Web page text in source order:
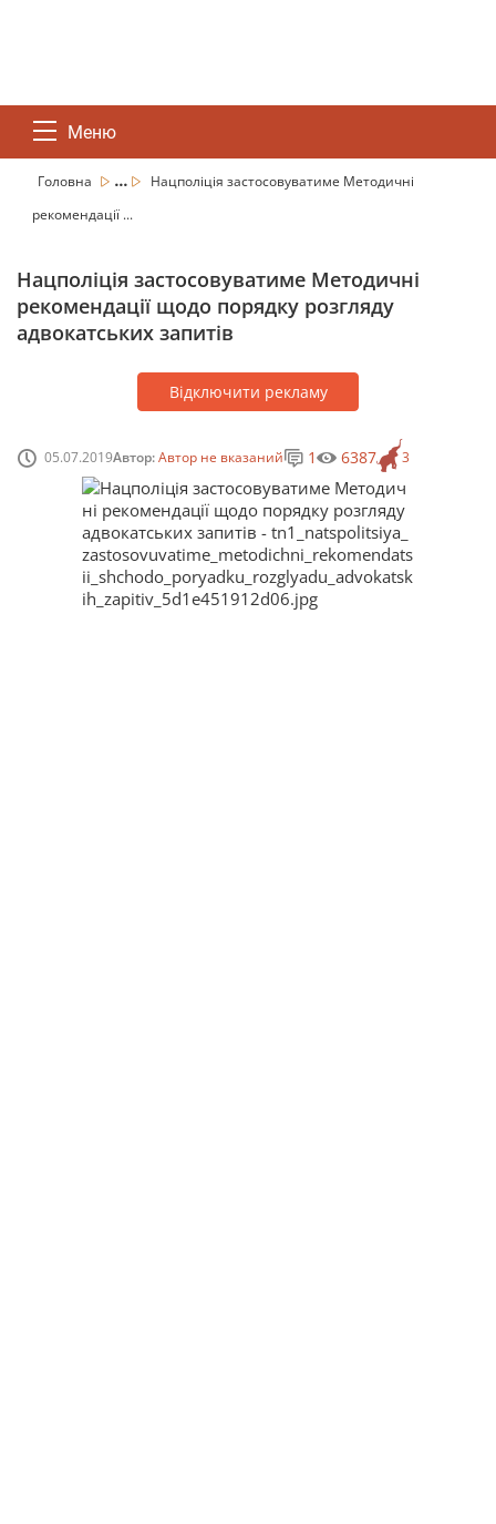
Меню
Головна ...
Нацполіція застосовуватиме Методичні
рекомендації ...
Нацполіція застосовуватиме Методичні
рекомендації щодо порядку розгляду
адвокатських запитів
Відключити рекламу
05.07.2019Автор:Автор не вказаний 3
1 6387